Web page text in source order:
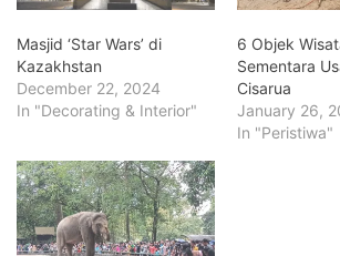
Masjid ‘Star Wars’ di
Kazakhstan
December 22, 2024
In "Decorating & Interior"
6 Objek
Sementara
Cisarua
January 26,
In "Peristiwa"